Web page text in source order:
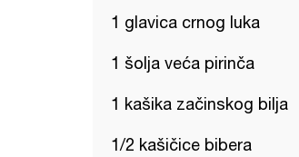
1 glavica crnog luka
1 šolja veća pirinča
1 kašika začinskog bilja
1/2 kašičice bibera